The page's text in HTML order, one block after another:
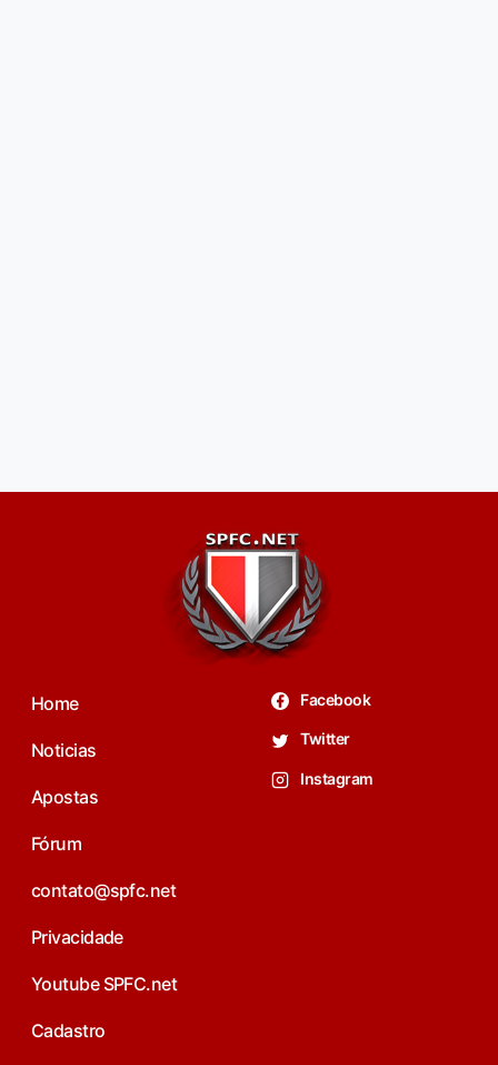
Home
Noticias
Apostas
Fórum
contato@spfc.net
Privacidade
Youtube SPFC.net
Cadastro
Facebook
Twitter
Instagram